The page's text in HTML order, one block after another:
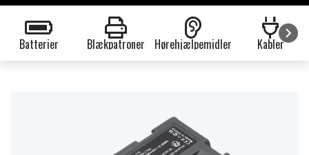
Batterier Blækpatroner Hørehjælpemidler Kabler